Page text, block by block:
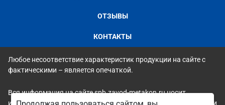
ОТЗЫВЫ
КОНТАКТЫ
Любое несоответствие характеристик продукции на сайте с
фактическими – является опечаткой.
Вся информация на сайте spb.zavod-metakon.ru носит
исключительно ознакомительный и справочный характер и ни